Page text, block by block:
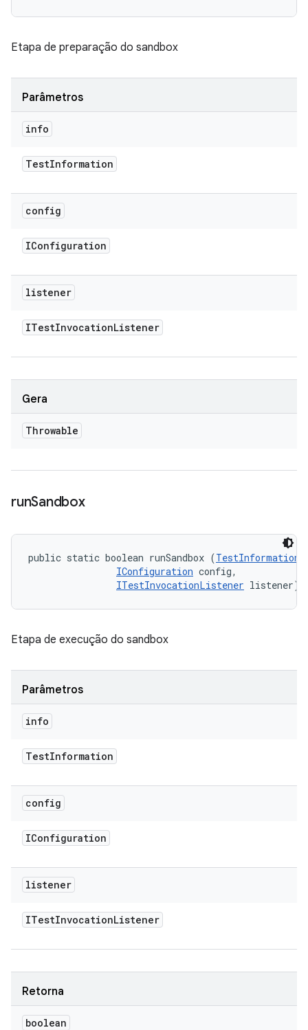
Etapa de preparação do sandbox
Parâmetros
info
TestInformation
config
IConfiguration
listener
ITestInvocationListener
Gera
Throwable
runSandbox
public static boolean runSandbox (TestInformation
IConfiguration config,
ITestInvocationListener listener)
Etapa de execução do sandbox
Parâmetros
info
TestInformation
config
IConfiguration
listener
ITestInvocationListener
Retorna
boolean